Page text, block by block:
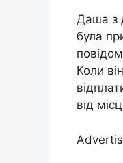
Даша з
була
Коли
від